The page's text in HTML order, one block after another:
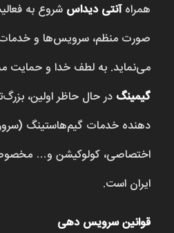
همراهآنتی دیداس شروع به
صورت منظم، سرویس‌ها و خدمات
می‌نماید. به لطف خدا و حمایت
گیمینگ در حال حاظر اولین،
دهنده خدمات گیم‌هاستینگ
اختصاصی، کولوکیشن و… مخصوص
ایران است.
قوانین سرویس دهی